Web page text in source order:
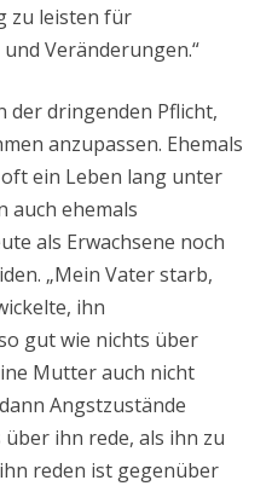
zu leisten für
Veränderungen.“
der dringenden Pflicht,
anzupassen. Ehemals
ein Leben lang unter
auch ehemals
als Erwachsene noch
„Mein Vater starb,
ihn
gut wie nichts über
Mutter auch nicht
Angstzustände
ihn rede, als ihn zu
reden ist gegenüber